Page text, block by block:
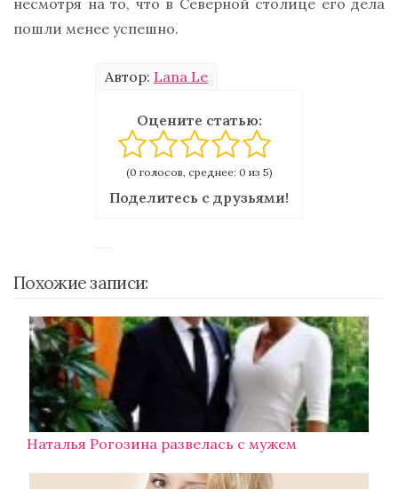
несмотря на то, что в Северной столице его дела
пошли менее успешно.
Автор: Lana Le
Оцените статью:
(0 голосов, среднее: 0 из 5)
Поделитесь с друзьями!
Похожие записи:
Наталья Рогозина развелась с мужем